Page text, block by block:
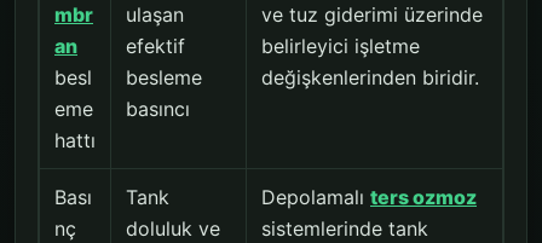
mbr
an
besl
eme
hattı
ulaşan
efektif
besleme
basıncı
ve tuz giderimi üzerinde
belirleyici işletme
değişkenlerinden biridir.
Bası
nç
Tank
doluluk ve
Depolamalı ters ozmoz
sistemlerinde tank